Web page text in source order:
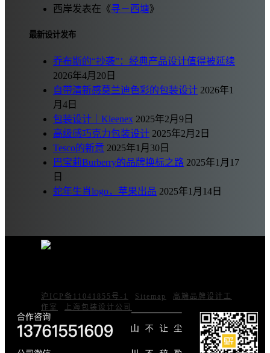
西岸发表在《寻－西塘》
最新设计发布
乔布斯的“抄袭”：经典产品设计值得被延续
2026年4月20日
自带清新感莫兰迪色彩的包装设计 2026年1
月4日
包装设计｜Kleenex 2025年2月9日
高级感巧克力包装设计 2025年2月2日
Tesco的新意 2025年1月30日
巴宝莉Burberry的品牌换标之路 2025年1月17
日
蛇年生肖logo，苹果出品 2025年1月14日
沪ICP备11041855号-1 Sitemap
高端品牌设计工
作室
上海包装设计公司